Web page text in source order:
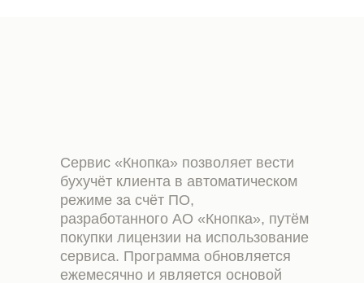
Сервис «Кнопка» позволяет вести
бухучёт клиента в автоматическом
режиме за счёт ПО,
разработанного АО «Кнопка», путём
покупки лицензии на использование
сервиса. Программа обновляется
ежемесячно и является основой